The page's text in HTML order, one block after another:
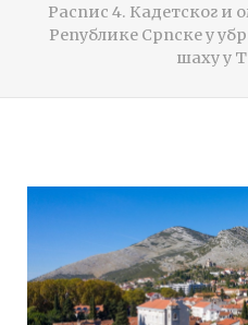
Распис 4. Кадетског и
Републике Српске у
шаху у